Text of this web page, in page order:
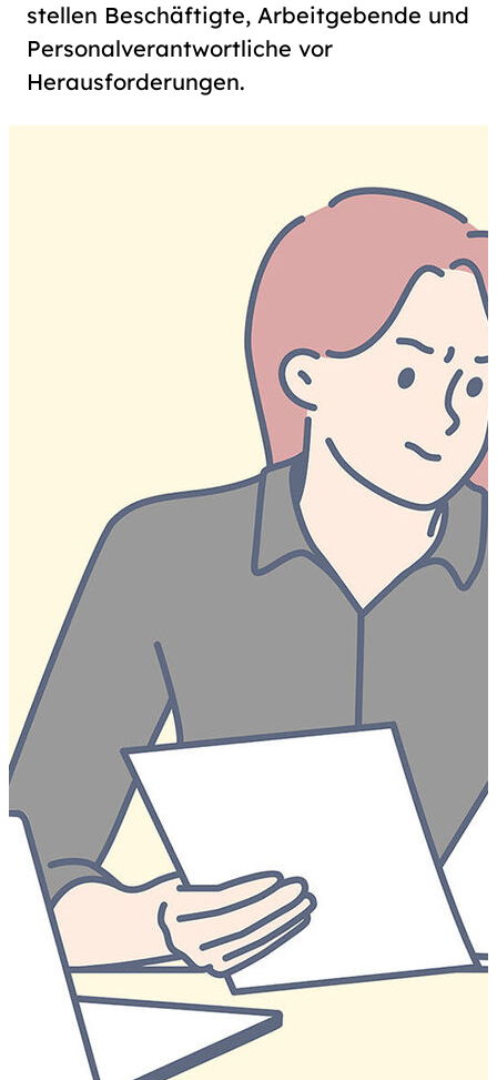
stellen Beschäftigte, Arbeitgebende und
Per­so­nal­ver­ant­wort­li­che vor
Herausforderungen.